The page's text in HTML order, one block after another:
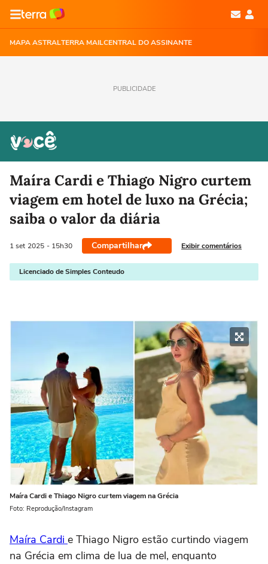
MAPA ASTRALTERRA MAILCENTRAL DO ASSINANTE
PUBLICIDADE
Maíra Cardi e Thiago Nigro curtem
viagem em hotel de luxo na Grécia;
saiba o valor da diária
1 set 2025 - 15h30 Compartilhar Exibir comentários
Licenciado de Simples Conteudo
Maíra Cardi e Thiago Nigro curtem viagem na Grécia
Foto: Reprodução/Instagram
Maíra Cardi e Thiago Nigro estão curtindo viagem
na Grécia em clima de lua de mel, enquanto